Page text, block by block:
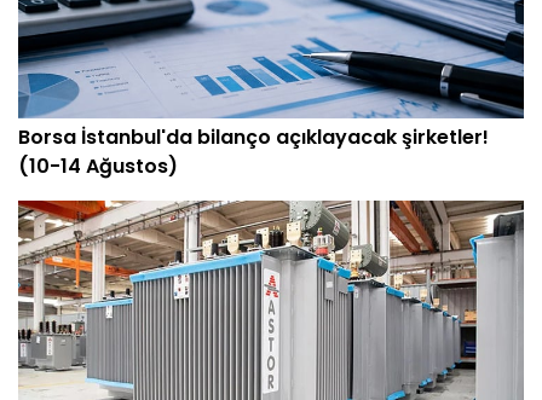
Borsa İstanbul'da bilanço açıklayacak şirketler!
(10-14 Ağustos)